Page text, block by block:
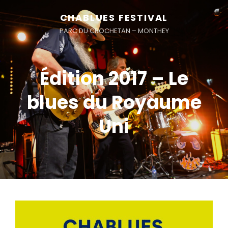
CHABLUES FESTIVAL
PARC DU CROCHETAN – MONTHEY
Édition 2017 – Le
blues du Royaume
Uni